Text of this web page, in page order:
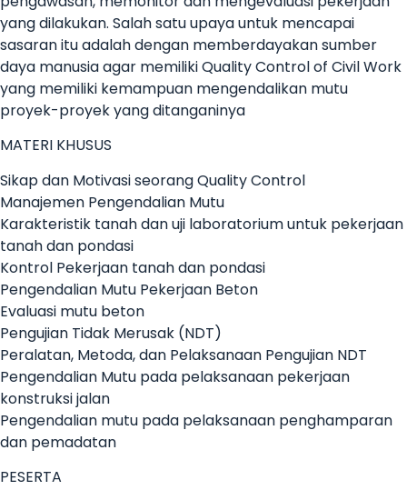
yang dilakukan. Salah satu upaya untuk mencapai
sasaran itu adalah dengan memberdayakan sumber
daya manusia agar memiliki Quality Control of Civil Work
yang memiliki kemampuan mengendalikan mutu
proyek-proyek yang ditanganinya
MATERI KHUSUS
Sikap dan Motivasi seorang Quality Control
Manajemen Pengendalian Mutu
Karakteristik tanah dan uji laboratorium untuk pekerjaan
tanah dan pondasi
Kontrol Pekerjaan tanah dan pondasi
Pengendalian Mutu Pekerjaan Beton
Evaluasi mutu beton
Pengujian Tidak Merusak (NDT)
Peralatan, Metoda, dan Pelaksanaan Pengujian NDT
Pengendalian Mutu pada pelaksanaan pekerjaan
konstruksi jalan
Pengendalian mutu pada pelaksanaan penghamparan
dan pemadatan
PESERTA